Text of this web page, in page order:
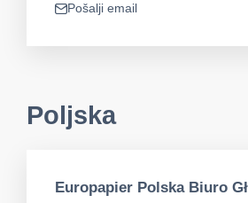
app.mail
Pošalji email
Poljska
Europapier Polska Biuro